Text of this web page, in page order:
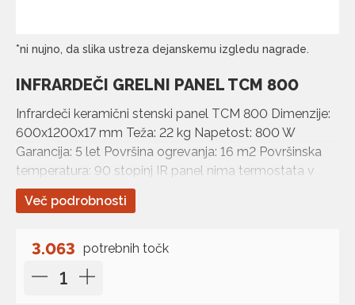
*ni nujno, da slika ustreza dejanskemu izgledu nagrade.
INFRARDEČI GRELNI PANEL TCM 800
Infrardeči keramični stenski panel TCM 800 Dimenzije:
600x1200x17 mm Teža: 22 kg Napetost: 800 W
Garancija: 5 let Površina ogrevanja: 16 m2 Površinska
temperatura: 90 stopinj IR panel nima termostata v
kompletu! Lahko naročite nogice za talno montažo…
Več podrobnosti
3.063 potrebnih točk